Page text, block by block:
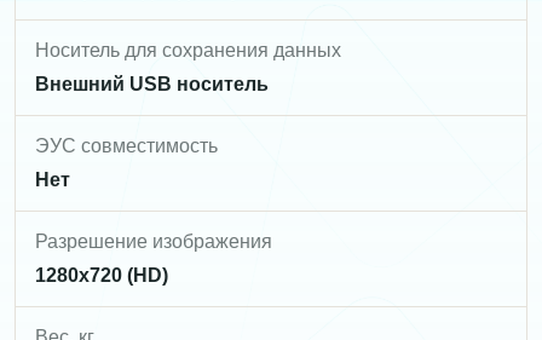
Носитель для сохранения данных
Внешний USB носитель
ЭУС совместимость
Нет
Разрешение изображения
1280х720 (HD)